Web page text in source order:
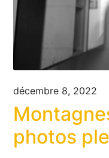
décembre 8, 2022
photos